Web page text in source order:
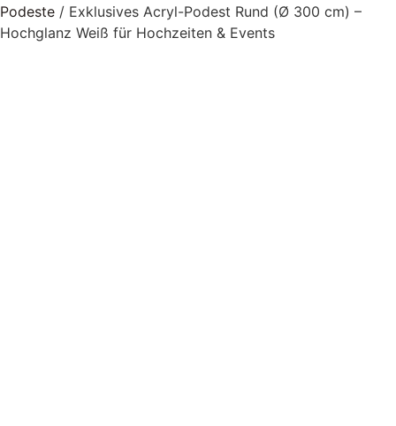
Podeste / Exklusives Acryl-Podest Rund (Ø 300 cm) –
Hochglanz Weiß für Hochzeiten & Events